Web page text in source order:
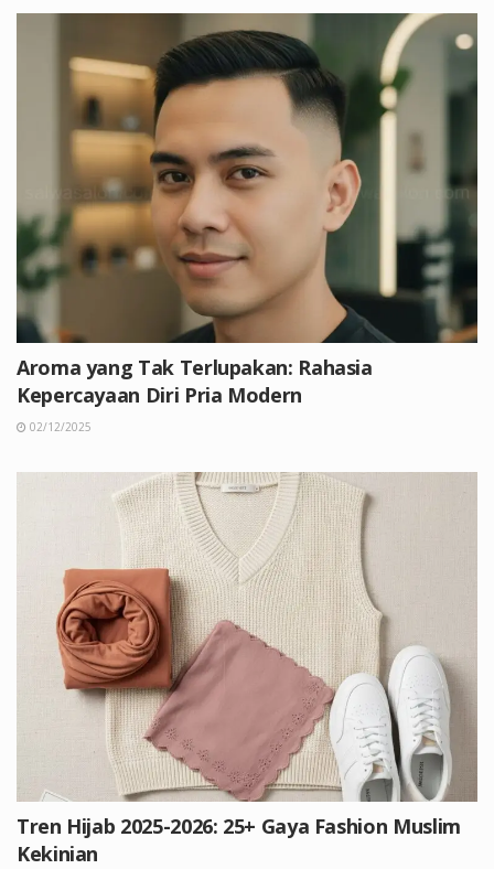
Aroma yang Tak Terlupakan: Rahasia
Kepercayaan Diri Pria Modern
02/12/2025
Tren Hijab 2025-2026: 25+ Gaya Fashion Muslim
Kekinian